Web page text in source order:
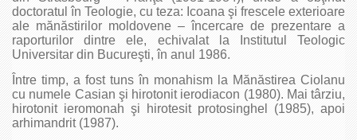
doctoratul în Teologie, cu teza: Icoana şi frescele exterioare
ale mănăstirilor moldovene – încercare de prezentare a
raporturilor dintre ele, echivalat la Institutul Teologic
Universitar din Bucureşti, în anul 1986.
Între timp, a fost tuns în monahism la Mănăstirea Ciolanu
cu numele Casian şi hirotonit ierodiacon (1980). Mai târziu,
hirotonit ieromonah şi hirotesit protosinghel (1985), apoi
arhimandrit (1987).